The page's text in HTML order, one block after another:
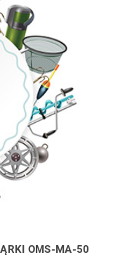
OMS-MA-50